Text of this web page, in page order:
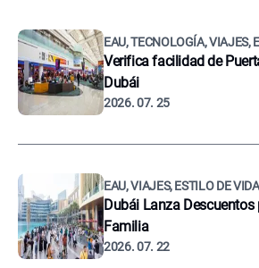
EAU, TECNOLOGÍA, VIAJES,
Verifica facilidad de
Dubái
2026. 07. 25
EAU, VIAJES, ESTILO DE VIDA
Dubái Lanza Descuentos
Familia
2026. 07. 22